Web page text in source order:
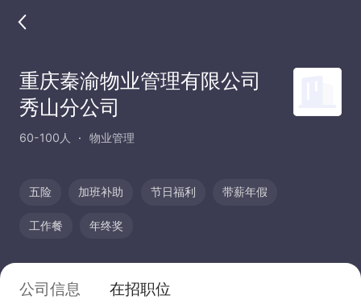
重庆秦渝物业管理有限公司
秀山分公司
60-100人 物业管理
五险 加班补助 节日福利 带薪年假
工作餐 年终奖
公司信息 在招职位